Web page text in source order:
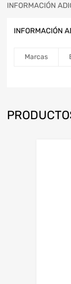
INFORMACIÓN
INFORMACIÓN
Marcas